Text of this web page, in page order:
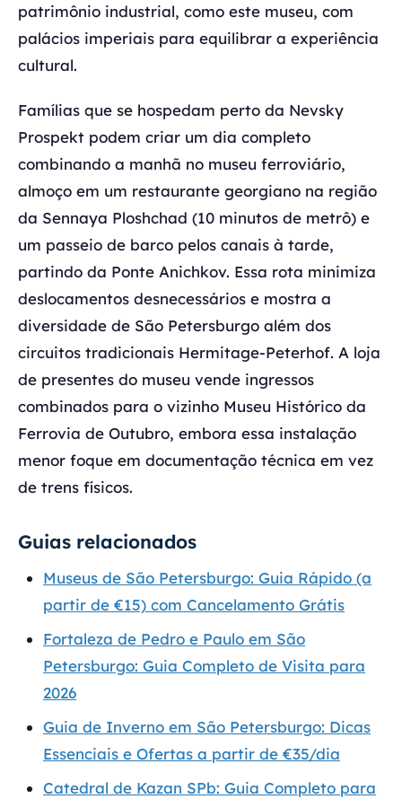
patrimônio industrial, como este museu, com
palácios imperiais para equilibrar a experiência
cultural.
Famílias que se hospedam perto da Nevsky
Prospekt podem criar um dia completo
combinando a manhã no museu ferroviário,
almoço em um restaurante georgiano na região
da Sennaya Ploshchad (10 minutos de metrô) e
um passeio de barco pelos canais à tarde,
partindo da Ponte Anichkov. Essa rota minimiza
deslocamentos desnecessários e mostra a
diversidade de São Petersburgo além dos
circuitos tradicionais Hermitage-Peterhof. A loja
de presentes do museu vende ingressos
combinados para o vizinho Museu Histórico da
Ferrovia de Outubro, embora essa instalação
menor foque em documentação técnica em vez
de trens físicos.
Guias relacionados
Museus de São Petersburgo: Guia Rápido (a
partir de €15) com Cancelamento Grátis
Fortaleza de Pedro e Paulo em São
Petersburgo: Guia Completo de Visita para
2026
Guia de Inverno em São Petersburgo: Dicas
Essenciais e Ofertas a partir de €35/dia
Catedral de Kazan SPb: Guia Completo para